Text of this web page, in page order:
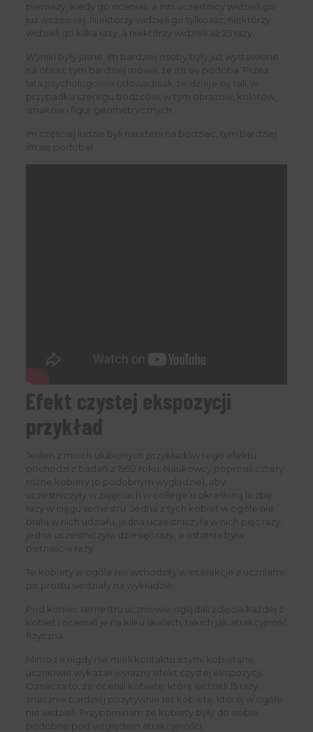
pierwszy, kiedy go oceniali, a inni uczestnicy widzieli go
już wcześniej. Niektórzy widzieli go tylko raz, niektórzy
widzieli go kilka razy, a niektórzy widzieli aż 25 razy.
Wyniki były jasne: im bardziej osoby były już wystawione
na obraz, tym bardziej mówili, że im się podoba. Przez
lata psychologowie udowadniali, że dzieje się tak w
przypadku szeregu bodźców, w tym obrazów, kolorów,
smaków i figur geometrycznych.
Im częściej ludzie byli narażeni na bodziec, tym bardziej
im się podobał.
Efekt czystej ekspozycji
przykład
Jeden z moich ulubionych przykładów tego efektu
pochodzi z badań z 1992 roku. Naukowcy poprosili cztery
różne kobiety (o podobnym wyglądzie), aby
uczestniczyły w zajęciach w college’u określoną liczbę
razy w ciągu semestru. Jedna z tych kobiet w ogóle nie
brała w nich udziału, jedna uczestniczyła w nich pięć razy,
jedna uczestniczyła dziesięć razy, a ostatnia była
piętnaście razy.
Te kobiety w ogóle nie wchodziły w interakcje z uczniami;
po prostu siedziały na wykładzie.
Pod koniec semestru uczniowie oglądali zdjęcia każdej z
kobiet i oceniali je na kilku skalach, takich jak atrakcyjność
fizyczna.
Mimo że nigdy nie mieli kontaktu z tymi kobietami,
uczniowie wykazali wyraźny efekt czystej ekspozycji.
Oznacza to, że ocenili kobietę, którą widzieli 15 razy,
znacznie bardziej pozytywnie niż kobietę, której w ogóle
nie widzieli. Przypominam że kobiety były do siebie
podobne pod względem atrakcyjności.